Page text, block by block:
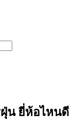
น ยี่ห้อไหนดี